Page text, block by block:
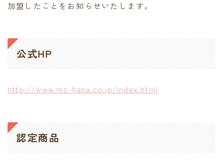
加盟したことをお知らせいたします。
公式HP
http://www.ms-hana.co.jp/index.html
認定商品